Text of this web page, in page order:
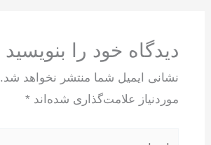
دیدگاه‌ خود را بنویسید
نشانی ایمیل شما منتشر نخواهد شد.
موردنیاز علامت‌گذاری شده‌اند *